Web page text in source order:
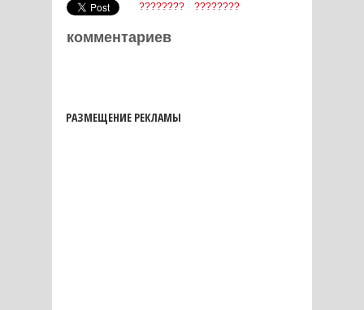
???????? ????????
комментариев
РАЗМЕЩЕНИЕ РЕКЛАМЫ